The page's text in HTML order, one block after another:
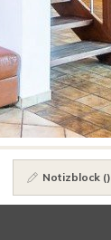
Notizblock ()